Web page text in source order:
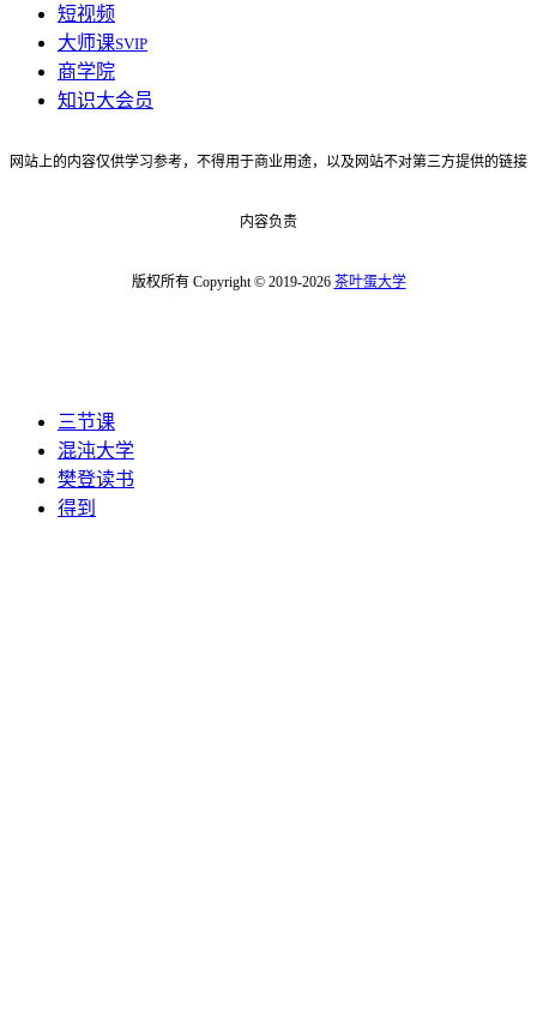
短视频
大师课SVIP
商学院
知识大会员
网站上的内容仅供学习参考，不得用于商业用途，以及网站不对第三方提供的链接
内容负责
版权所有 Copyright © 2019-2026 茶叶蛋大学
三节课
混沌大学
樊登读书
得到